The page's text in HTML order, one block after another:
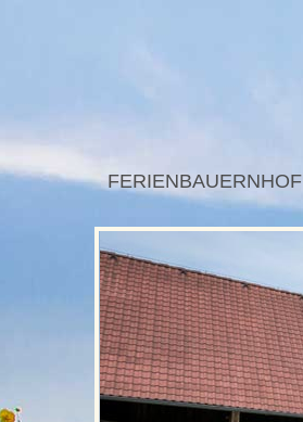
FERIENBAUERNHOF